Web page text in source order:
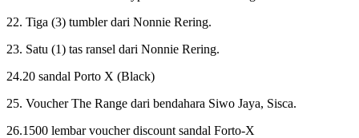
22. Tiga (3) tumbler dari Nonnie Rering.
23. Satu (1) tas ransel dari Nonnie Rering.
24.20 sandal Porto X (Black)
25. Voucher The Range dari bendahara Siwo Jaya, Sisca.
26.1500 lembar voucher discount sandal Forto-X